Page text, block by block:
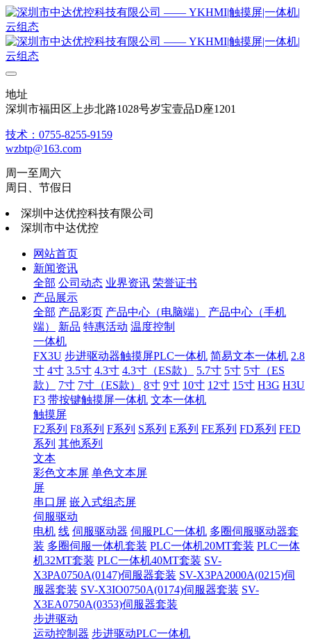
地址
深圳市福田区上步北路1028号岁宝壹品D座1201
技术：0755-8255-9159
wzbtp@163.com
周一至周六
周日、节假日
深圳中达优控科技有限公司
深圳市中达优控
网站首页
新闻资讯
全部 公司动态 业界资讯 荣誉证书
产品展示
全部 产品彩页 产品中心（电脑端）
产品中心（手机
端）
新品 特惠活动 温度控制
一体机
FX3U 步进驱动器触摸屏PLC一体机 简易文本一体机 2.8
寸 4寸 3.5寸 4.3寸 4.3寸（ES款） 5.7寸 5寸 5寸（ES
款）
7寸 7寸（ES款） 8寸 9寸 10寸 12寸 15寸 H3G H3U
F3 带按键触摸屏一体机 文本一体机
触摸屏
F2系列 F8系列 F系列 S系列 E系列 FE系列 FD系列 FED
系列 其他系列
文本
彩色文本屏 单色文本屏
屏
串口屏 嵌入式组态屏
伺服驱动
电机 线 伺服驱动器 伺服PLC一体机 多圈伺服驱动器套
装 多圈伺服一体机套装 PLC一体机20MT套装 PLC一体
机32MT套装 PLC一体机40MT套装 SV-
X3PA0750A(0147)伺服器套装 SV-X3PA2000A(0215)伺
服器套装 SV-X3IO0750A(0174)伺服器套装 SV-
X3EA0750A(0353)伺服器套装
步进驱动
运动控制器 步进驱动PLC一体机